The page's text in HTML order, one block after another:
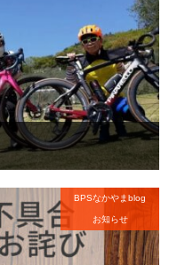
BPSなかやまblog
お知らせ